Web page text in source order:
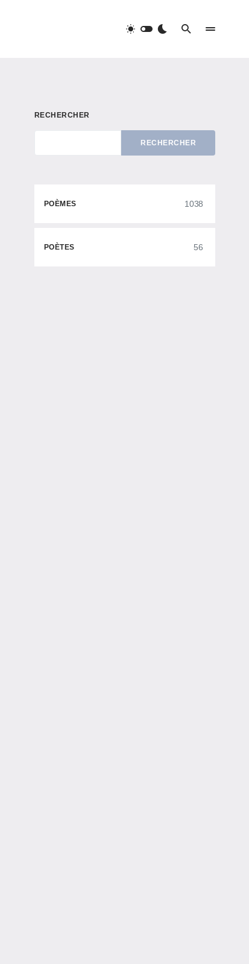
RECHERCHER
RECHERCHER
POÈMES 1038
POÈTES 56